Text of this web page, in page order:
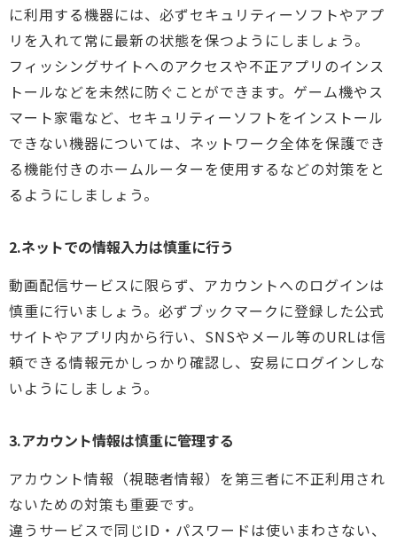
に利用する機器には、必ずセキュリティーソフトやアプ
リを入れて常に最新の状態を保つようにしましょう。
フィッシングサイトへのアクセスや不正アプリのインス
トールなどを未然に防ぐことができます。ゲーム機やス
マート家電など、セキュリティーソフトをインストール
できない機器については、ネットワーク全体を保護でき
る機能付きのホームルーターを使用するなどの対策をと
るようにしましょう。
2.ネットでの情報入力は慎重に行う
動画配信サービスに限らず、アカウントへのログインは
慎重に行いましょう。必ずブックマークに登録した公式
サイトやアプリ内から行い、SNSやメール等のURLは信
頼できる情報元かしっかり確認し、安易にログインしな
いようにしましょう。
3.アカウント情報は慎重に管理する
アカウント情報（視聴者情報）を第三者に不正利用され
ないための対策も重要です。
違うサービスで同じID・パスワードは使いまわさない、